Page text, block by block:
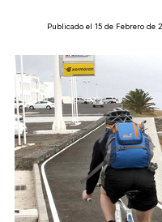
Publicado el 15 de Febrero de